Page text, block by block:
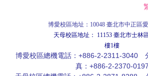
博愛校區地址：10048 臺北市中正區
天母校區地址： 11153 臺北市士林區忠
樓1樓
博愛校區總機電話：+886-2-2311-3040
真：+886-2-2370-0197